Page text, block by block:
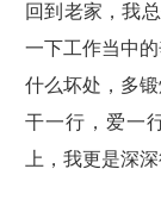
回到老家，我
一下工作当中
什么坏处，多
干一行，爱一
上，我更是深